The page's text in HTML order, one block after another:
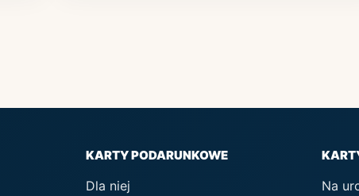
KARTY PODARUNKOWE
Dla niej Na